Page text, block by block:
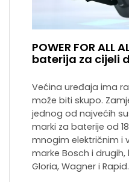
POWER FOR ALL
baterija za cijeli
Većina uređaja ima
može biti skupo.
jednog od najvećih
marki za baterije od
mnogim električnim i
marke Bosch i
Gloria, Wagner i Rapid.